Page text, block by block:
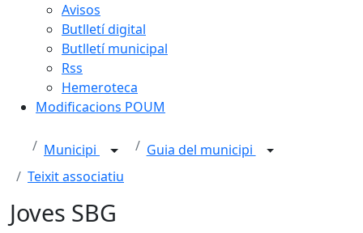
Avisos
Butlletí digital
Butlletí municipal
Rss
Hemeroteca
Modificacions POUM
Municipi
Guia del municipi
Teixit associatiu
Joves SBG